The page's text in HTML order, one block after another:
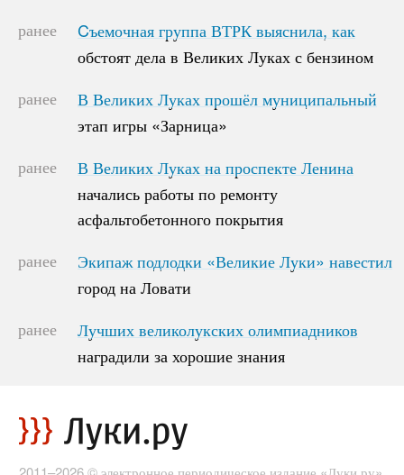
ранее
Cъемочная группа ВТРК выяснила, как
обстоят дела в Великих Луках с бензином
Cъемочная группа ВТРК выяснила, как
обстоят дела в Великих Луках с бензином
ранее
В Великих Луках прошёл муниципальный
этап игры «Зарница»
В Великих Луках прошёл муниципальный
этап игры «Зарница»
ранее
В Великих Луках на проспекте Ленина
начались работы по ремонту
асфальтобетонного покрытия
В Великих Луках на проспекте Ленина
начались работы по ремонту
асфальтобетонного покрытия
ранее
Экипаж подлодки «Великие Луки» навестил
город на Ловати
Экипаж подлодки «Великие Луки» навестил
город на Ловати
ранее
Лучших великолукских олимпиадников
наградили за хорошие знания
Лучших великолукских олимпиадников
наградили за хорошие знания